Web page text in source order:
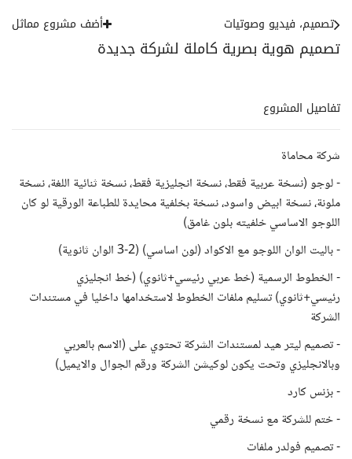
تصميم هوية بصرية كاملة لشركة جديدة
تصميم، فيديو وصوتيات أضف مشروع مماثل
تفاصيل المشروع
شركة محاماة
- لوجو (نسخة عربية فقط، نسخة انجليزية فقط، نسخة ثنائية اللغة، نسخة
ملونة، نسخة ابيض واسود، نسخة بخلفية محايدة للطباعة الورقية لو كان
اللوجو الاساسي خلفيته بلون غامق)
- باليت الوان اللوجو مع الاكواد (لون اساسي) (2-3 الوان ثانوية)
- الخطوط الرسمية (خط عربي رئيسي+ثانوي) (خط انجليزي
رئيسي+ثانوي) تسليم ملفات الخطوط لاستخدامها داخليا في مستندات
الشركة
- تصميم ليتر هيد لمستندات الشركة تحتوي على (الاسم بالعربي
وبالانجليزي وتحت يكون لوكيشن الشركة ورقم الجوال والايميل)
- بزنس كارد
- ختم للشركة مع نسخة رقمي
- تصميم فولدر ملفات